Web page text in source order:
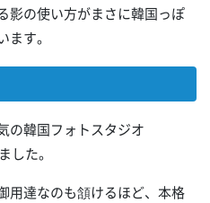
影の使い方がまさに韓国っぽ
す。
の韓国フォトスタジオ
した。
用達なのも頷けるほど、本格